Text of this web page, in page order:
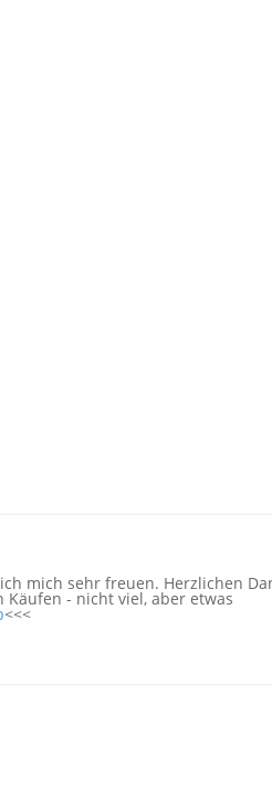
mich sehr freuen. Herzlichen
- nicht viel, aber etwas
<<<